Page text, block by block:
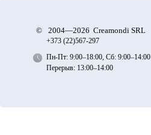
© 2004—2026 Creamondi SRL
+373 (22)567-297
Пн-Пт: 9:00–18:00, Сб: 9:00–14:00
Перерыв: 13:00–14:00